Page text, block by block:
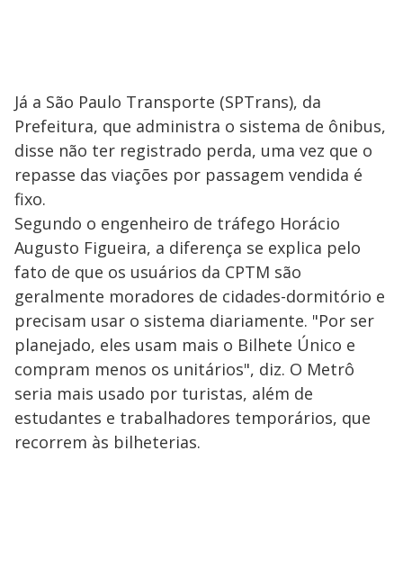
Já a São Paulo Transporte (SPTrans), da
Prefeitura, que administra o sistema de ônibus,
disse não ter registrado perda, uma vez que o
repasse das viações por passagem vendida é
fixo.
Segundo o engenheiro de tráfego Horácio
Augusto Figueira, a diferença se explica pelo
fato de que os usuários da CPTM são
geralmente moradores de cidades-dormitório e
precisam usar o sistema diariamente. "Por ser
planejado, eles usam mais o Bilhete Único e
compram menos os unitários", diz. O Metrô
seria mais usado por turistas, além de
estudantes e trabalhadores temporários, que
recorrem às bilheterias.